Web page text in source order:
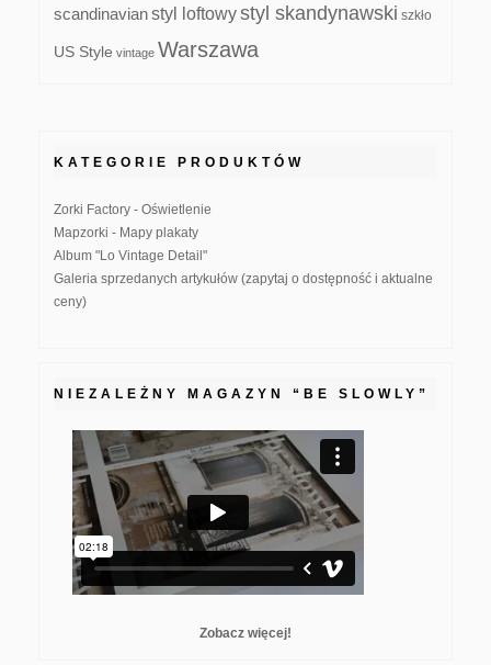
scandinavianstyl loftowystyl skandynawski szkło
US Style vintage Warszawa
KATEGORIE PRODUKTÓW
Zorki Factory - Oświetlenie
Mapzorki - Mapy plakaty
Album "Lo Vintage Detail"
Galeria sprzedanych artykułów (zapytaj o dostępność i aktualne
ceny)
NIEZALEŻNY MAGAZYN “BE SLOWLY”
Zobacz więcej!